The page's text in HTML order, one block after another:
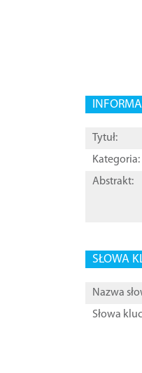
Tytuł:
Kategoria:
Abstrakt:
SŁOWA
Nazwa
Słowa